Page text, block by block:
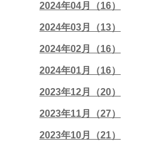
2024年04月（16）
2024年03月（13）
2024年02月（16）
2024年01月（16）
2023年12月（20）
2023年11月（27）
2023年10月（21）